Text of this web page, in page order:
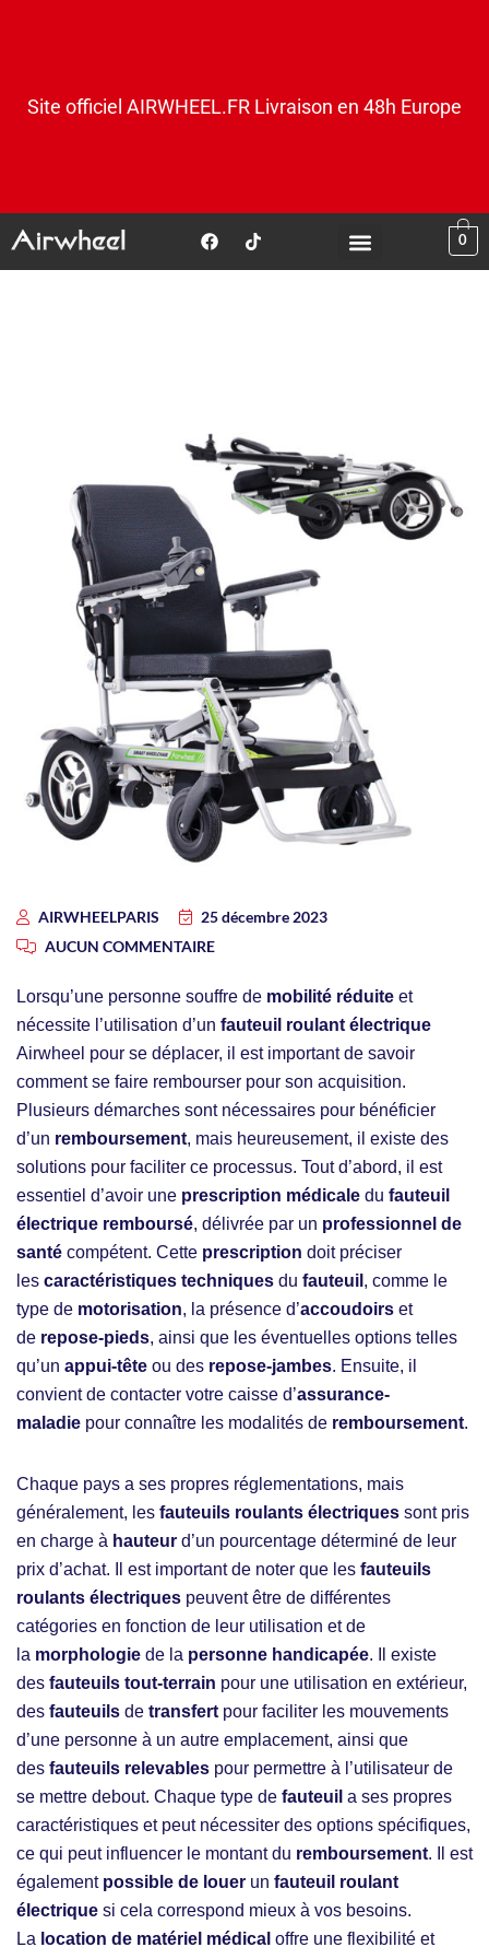
Site officiel AIRWHEEL.FR Livraison en 48h Europe
0
AIRWHEELPARIS
25 décembre 2023
AUCUN COMMENTAIRE
Lorsqu’une personne souffre de mobilité réduite et
nécessite l’utilisation d’un fauteuil roulant électrique
Airwheel pour se déplacer, il est important de savoir
comment se faire rembourser pour son acquisition.
Plusieurs démarches sont nécessaires pour bénéficier
d’un remboursement, mais heureusement, il existe des
solutions pour faciliter ce processus. Tout d’abord, il est
essentiel d’avoir une prescription médicale du fauteuil
électrique remboursé, délivrée par un professionnel de
santé compétent. Cette prescription doit préciser
les caractéristiques techniques du fauteuil , comme le
type de motorisation, la présence d’accoudoirs et
de repose-pieds, ainsi que les éventuelles options telles
qu’un appui-tête ou des repose-jambes. Ensuite, il
convient de contacter votre caisse d’assurance-
maladie pour connaître les modalités de remboursement.
Chaque pays a ses propres réglementations, mais
généralement, les fauteuils roulants électriques sont pris
en charge à hauteur d’un pourcentage déterminé de leur
prix d’achat. Il est important de noter que les fauteuils
roulants électriques peuvent être de différentes
catégories en fonction de leur utilisation et de
la morphologie de la personne handicapée. Il existe
des fauteuils tout-terrain pour une utilisation en extérieur,
des fauteuils de transfert pour faciliter les mouvements
d’une personne à un autre emplacement, ainsi que
des fauteuils relevables pour permettre à l’utilisateur de
se mettre debout. Chaque type de fauteuil a ses propres
caractéristiques et peut nécessiter des options spécifiques,
ce qui peut influencer le montant du remboursement. Il est
également possible de louer un fauteuil roulant
électrique si cela correspond mieux à vos besoins.
La location de matériel médical offre une flexibilité et